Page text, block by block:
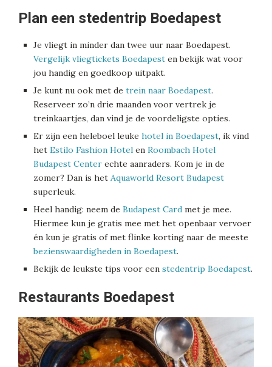
Plan een stedentrip Boedapest
Je vliegt in minder dan twee uur naar Boedapest.
Vergelijk vliegtickets Boedapest en bekijk wat voor
jou handig en goedkoop uitpakt.
Je kunt nu ook met de trein naar Boedapest.
Reserveer zo’n drie maanden voor vertrek je
treinkaartjes, dan vind je de voordeligste opties.
Er zijn een heleboel leuke hotel in Boedapest, ik vind
het Estilo Fashion Hotel en Roombach Hotel
Budapest Center echte aanraders. Kom je in de
zomer? Dan is het Aquaworld Resort Budapest
superleuk.
Heel handig: neem de Budapest Card met je mee.
Hiermee kun je gratis mee met het openbaar vervoer
én kun je gratis of met flinke korting naar de meeste
bezienswaardigheden in Boedapest.
Bekijk de leukste tips voor een stedentrip Boedapest.
Restaurants Boedapest